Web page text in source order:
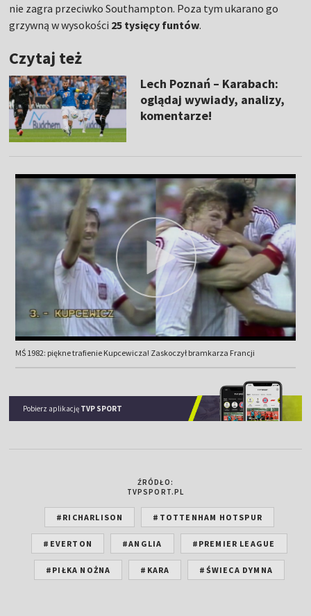
nie zagra przeciwko Southampton. Poza tym ukarano go
grzywną w wysokości 25 tysięcy funtów.
Czytaj też
Lech Poznań – Karabach:
oglądaj wywiady, analizy,
komentarze!
MŚ 1982: piękne trafienie Kupcewicza! Zaskoczył bramkarza Francji
Pobierz aplikację TVP SPORT
ŹRÓDŁO:
TVPSPORT.PL
#RICHARLISON #TOTTENHAM HOTSPUR
#EVERTON #ANGLIA #PREMIER LEAGUE
#PIŁKA NOŻNA #KARA #ŚWIECA DYMNA